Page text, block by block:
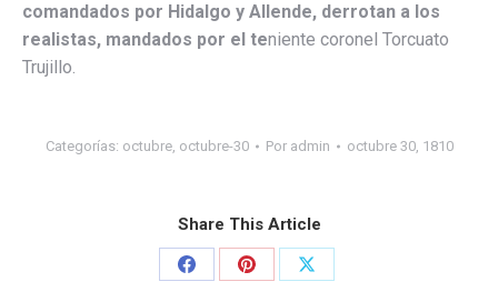
comandados por Hidalgo y Allende, derrotan a los
realistas, mandados por el teniente coronel Torcuato
Trujillo.
Categorías: octubre, octubre-30 Por admin octubre 30, 1810
Share This Article